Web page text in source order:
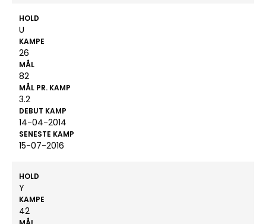
HOLD
U
KAMPE
26
MÅL
82
MÅL PR. KAMP
3.2
DEBUT KAMP
14-04-2014
SENESTE KAMP
15-07-2016
HOLD
Y
KAMPE
42